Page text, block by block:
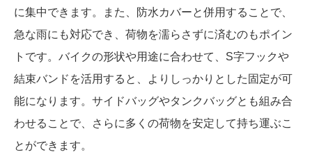
に集中できます。また、防水カバーと併用することで、
急な雨にも対応でき、荷物を濡らさずに済むのもポイン
トです。バイクの形状や用途に合わせて、S字フックや
結束バンドを活用すると、よりしっかりとした固定が可
能になります。サイドバッグやタンクバッグとも組み合
わせることで、さらに多くの荷物を安定して持ち運ぶこ
とができます。